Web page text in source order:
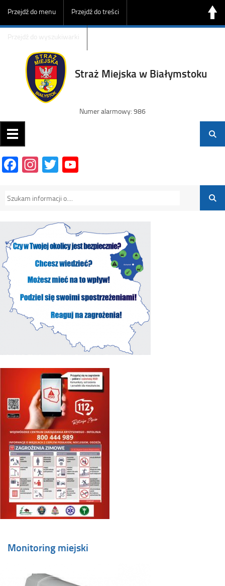
Przejdź do menu Przejdź do treści
Przejdź do wyszukiwarki
Straż Miejska w Białymstoku
Numer alarmowy: 986
Facebook
Instagram
Twitter
Monitoring miejski